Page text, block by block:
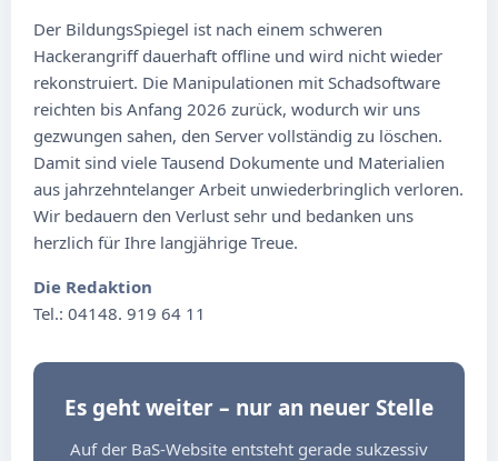
Der BildungsSpiegel ist nach einem schweren
Hackerangriff dauerhaft offline und wird nicht wieder
rekonstruiert. Die Manipulationen mit Schadsoftware
reichten bis Anfang 2026 zurück, wodurch wir uns
gezwungen sahen, den Server vollständig zu löschen.
Damit sind viele Tausend Dokumente und Materialien
aus jahrzehntelanger Arbeit unwiederbringlich verloren.
Wir bedauern den Verlust sehr und bedanken uns
herzlich für Ihre langjährige Treue.
Die Redaktion
Tel.: 04148. 919 64 11
Es geht weiter – nur an neuer Stelle
Auf der BaS-Website entsteht gerade sukzessiv